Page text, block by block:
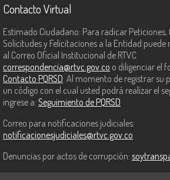
Contacto Virtual
Estimado Ciudadano: Para radicar Peticiones,
Solicitudes y Felicitaciones a la Entidad
al Correo Oficial Institucional de RTVC
correspondencia@rtvc.gov.co o diligenciar el
Contacto PQRSD . Al momento de registrar su
un código con el cual usted podrá realizar el
ingrese a: Seguimiento de PQRSD
Correo para notificaciones judiciales:
notificacionesjudiciales@rtvc.gov.co
Denuncias por actos de corrupción: